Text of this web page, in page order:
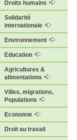
Droits humains
Solidarité
internationale
Environnement
Education
Agricultures &
alimentations
Villes, migrations,
Populations
Economie
Droit au travail